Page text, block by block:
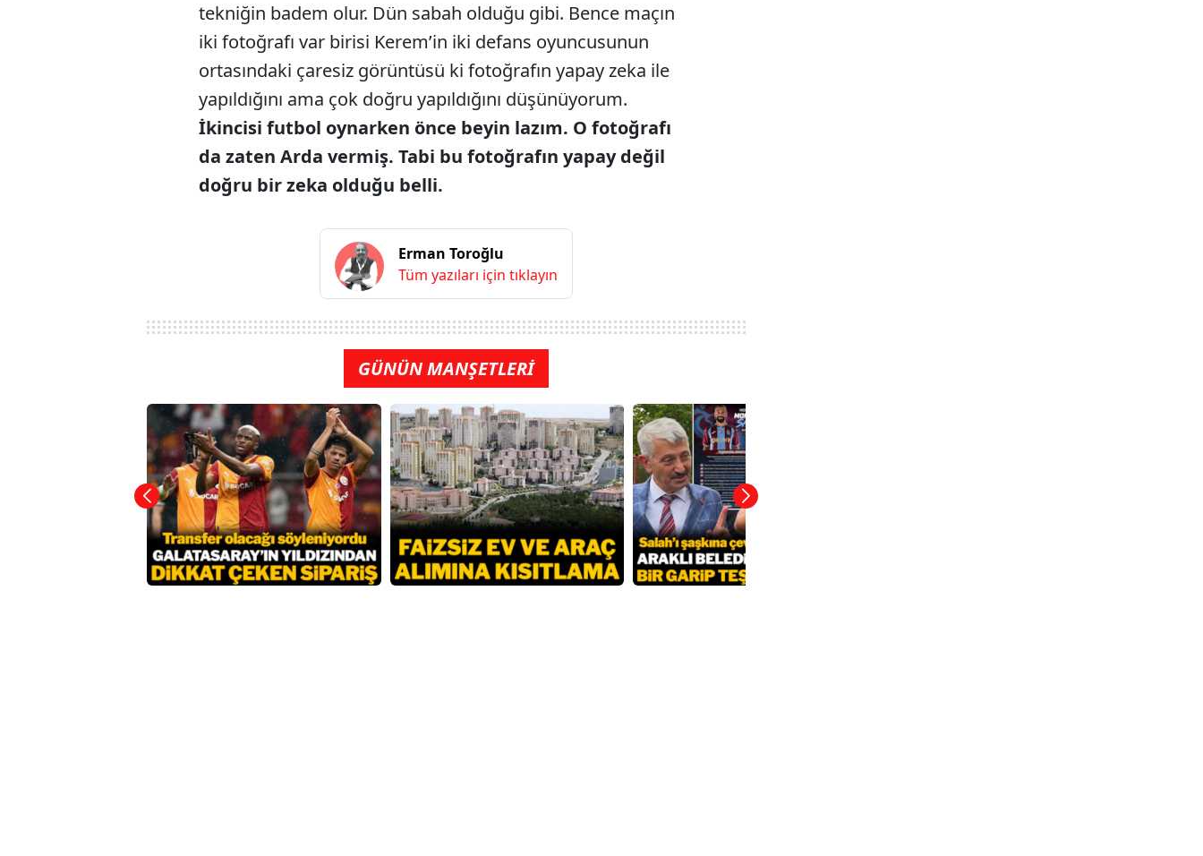
tekniğin badem olur. Dün sabah olduğu gibi. Bence maçın
iki fotoğrafı var birisi Kerem’in iki defans oyuncusunun
ortasındaki çaresiz görüntüsü ki fotoğrafın yapay zeka ile
yapıldığını ama çok doğru yapıldığını düşünüyorum.
İkincisi futbol oynarken önce beyin lazım. O fotoğrafı
da zaten Arda vermiş. Tabi bu fotoğrafın yapay değil
doğru bir zeka olduğu belli.
Erman Toroğlu
Tüm yazıları için tıklayın
GÜNÜN MANŞETLERİ